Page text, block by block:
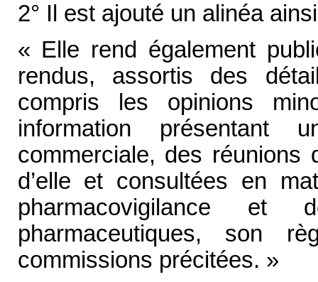
2° Il est ajouté un alinéa
« Elle rend également
rendus, assortis des
compris les opinions
information présentant
commerciale, des réunions
d’elle et consultées en
pharmacovigilance et
pharmaceutiques, son
commissions précitées. »